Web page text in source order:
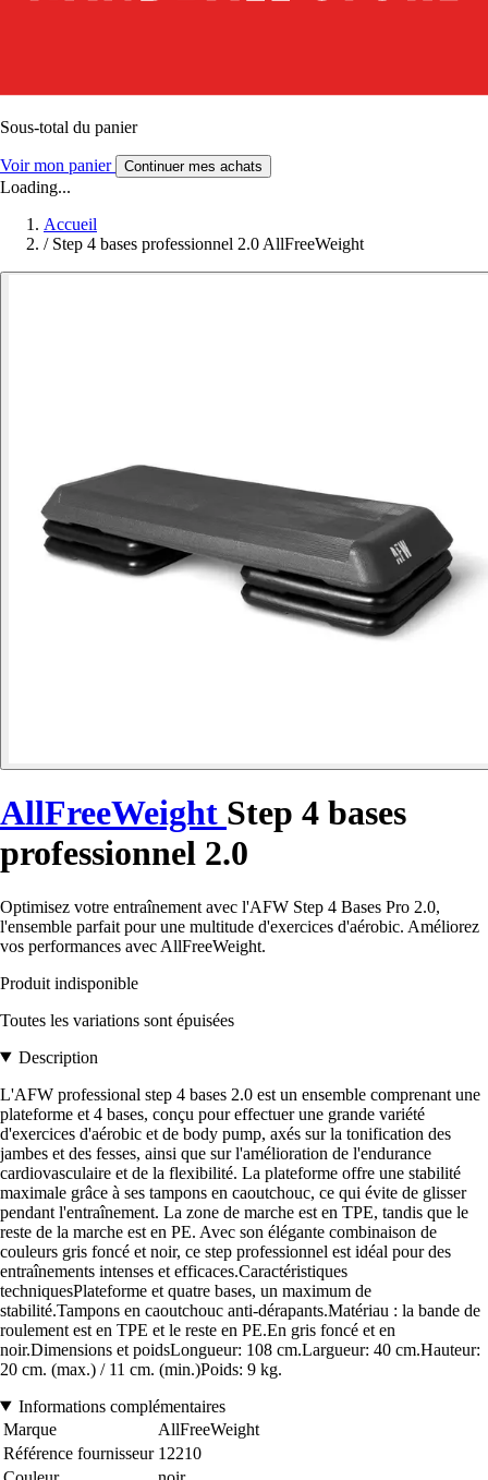
Sous-total du panier
Voir mon panier Continuer mes achats
Loading...
Accueil
/ Step 4 bases professionnel 2.0 AllFreeWeight
AllFreeWeight Step 4 bases
professionnel 2.0
Optimisez votre entraînement avec l'AFW Step 4 Bases Pro 2.0,
l'ensemble parfait pour une multitude d'exercices d'aérobic. Améliorez
vos performances avec AllFreeWeight.
Produit indisponible
Toutes les variations sont épuisées
Description
L'AFW professional step 4 bases 2.0 est un ensemble comprenant une
plateforme et 4 bases, conçu pour effectuer une grande variété
d'exercices d'aérobic et de body pump, axés sur la tonification des
jambes et des fesses, ainsi que sur l'amélioration de l'endurance
cardiovasculaire et de la flexibilité. La plateforme offre une stabilité
maximale grâce à ses tampons en caoutchouc, ce qui évite de glisser
pendant l'entraînement. La zone de marche est en TPE, tandis que le
reste de la marche est en PE. Avec son élégante combinaison de
couleurs gris foncé et noir, ce step professionnel est idéal pour des
entraînements intenses et efficaces.Caractéristiques
techniquesPlateforme et quatre bases, un maximum de
stabilité.Tampons en caoutchouc anti-dérapants.Matériau : la bande de
roulement est en TPE et le reste en PE.En gris foncé et en
noir.Dimensions et poidsLongueur: 108 cm.Largueur: 40 cm.Hauteur:
20 cm. (max.) / 11 cm. (min.)Poids: 9 kg.
Informations complémentaires
Marque
AllFreeWeight
Référence fournisseur 12210